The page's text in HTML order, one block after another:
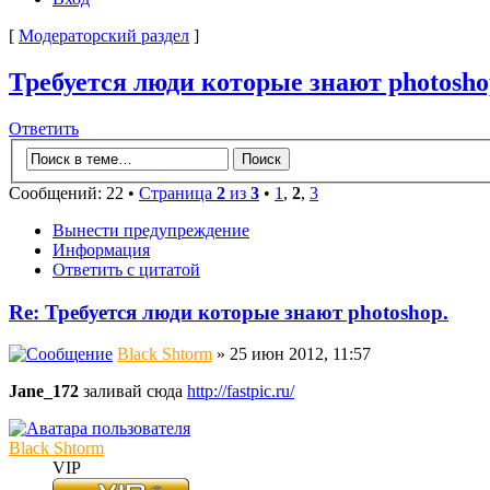
[ Модераторский раздел ]
Требуется люди которые знают
Ответить
Сообщений: 22 • Страница 2 из 3 • 1 , 2, 3
Вынести предупреждение
Информация
Ответить с цитатой
Re: Требуется люди которые знают photoshop.
Black Shtorm » 25 июн 2012, 11:57
Jane_172 заливай сюда http://fastpic.ru/
Black Shtorm
VIP